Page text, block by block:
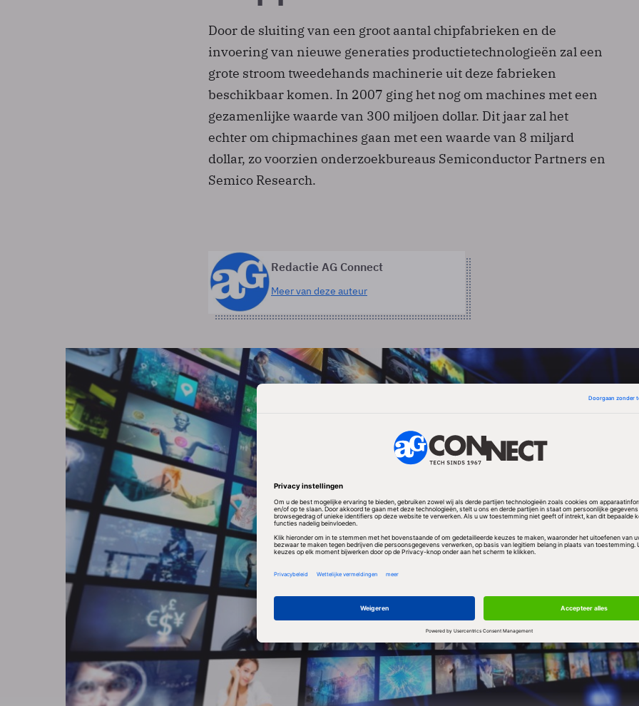
Door de sluiting van een groot aantal chipfabrieken en de
invoering van nieuwe generaties productietechnologieën zal een
grote stroom tweedehands machinerie uit deze fabrieken
beschikbaar komen. In 2007 ging het nog om machines met een
gezamenlijke waarde van 300 miljoen dollar. Dit jaar zal het
echter om chipmachines gaan met een waarde van 8 miljard
dollar, zo voorzien onderzoekbureaus Semiconductor Partners en
Semico Research.
Redactie AG Connect
Meer van deze auteur